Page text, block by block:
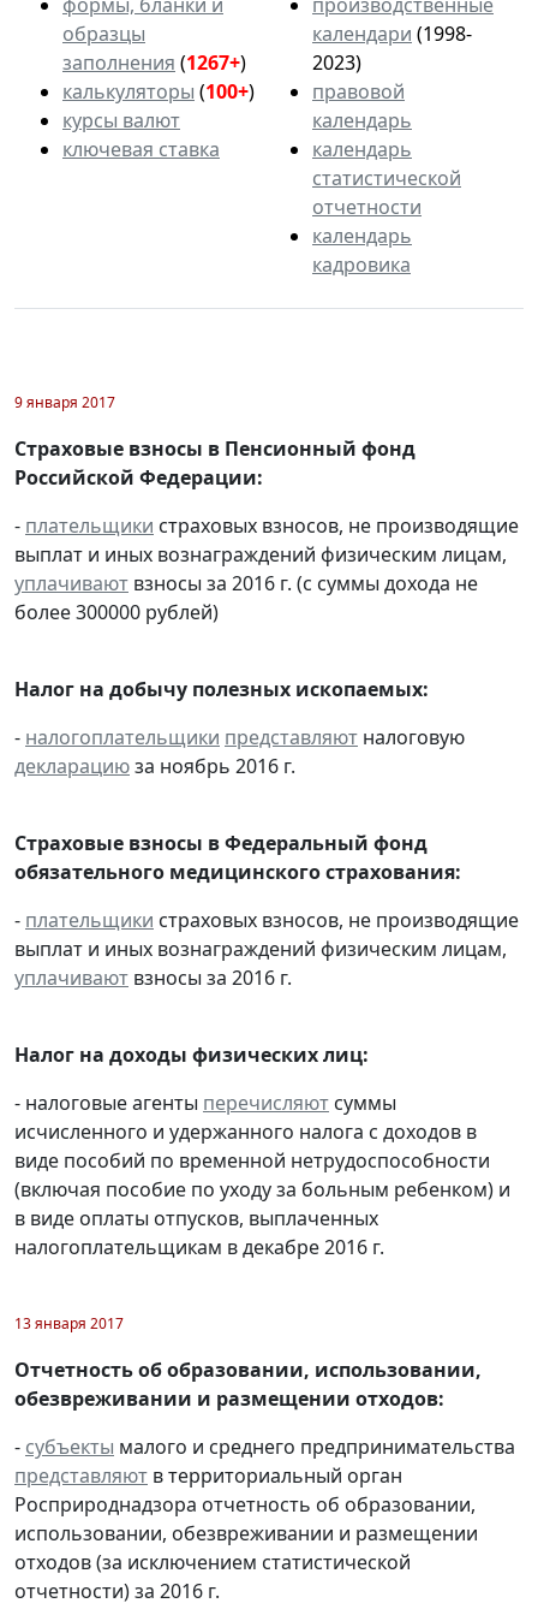
образцы
заполнения (1267+)
калькуляторы (100+)
курсы валют
ключевая ставка
календари (1998-
2023)
правовой
календарь
календарь
статистической
отчетности
календарь
кадровика
9 января 2017
Страховые взносы в Пенсионный фонд
Российской Федерации:
- плательщики страховых взносов, не производящие
выплат и иных вознаграждений физическим лицам,
уплачивают взносы за 2016 г. (с суммы дохода не
более 300000 рублей)
Налог на добычу полезных ископаемых:
- налогоплательщики представляют налоговую
декларациюза ноябрь 2016 г.
Страховые взносы в Федеральный фонд
обязательного медицинского страхования:
- плательщики страховых взносов, не производящие
выплат и иных вознаграждений физическим лицам,
уплачивают взносы за 2016 г.
Налог на доходы физических лиц:
- налоговые агенты перечисляют суммы
исчисленного и удержанного налога с доходов в
виде пособий по временной нетрудоспособности
(включая пособие по уходу за больным ребенком) и
в виде оплаты отпусков, выплаченных
налогоплательщикам в декабре 2016 г.
13 января 2017
Отчетность об образовании, использовании,
обезвреживании и размещении отходов:
- субъекты малого и среднего предпринимательства
представляют в территориальный орган
Росприроднадзора отчетность об образовании,
использовании, обезвреживании и размещении
отходов (за исключением статистической
отчетности) за 2016 г.